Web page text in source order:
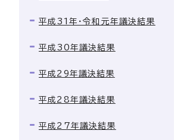
平成31年・令和元年議決結果
平成30年議決結果
平成29年議決結果
平成28年議決結果
平成27年議決結果